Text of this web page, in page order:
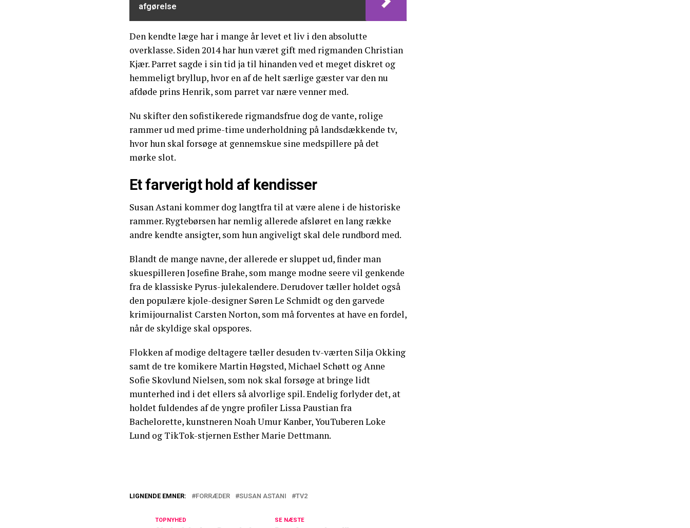
afgørelse
Den kendte læge har i mange år levet et liv i den absolutte
overklasse. Siden 2014 har hun været gift med rigmanden Christian
Kjær. Parret sagde i sin tid ja til hinanden ved et meget diskret og
hemmeligt bryllup, hvor en af de helt særlige gæster var den nu
afdøde prins Henrik, som parret var nære venner med.
Nu skifter den sofistikerede rigmandsfrue dog de vante, rolige
rammer ud med prime-time underholdning på landsdækkende tv,
hvor hun skal forsøge at gennemskue sine medspillere på det
mørke slot.
Et farverigt hold af kendisser
Susan Astani kommer dog langtfra til at være alene i de historiske
rammer. Rygtebørsen har nemlig allerede afsløret en lang række
andre kendte ansigter, som hun angiveligt skal dele rundbord med.
Blandt de mange navne, der allerede er sluppet ud, finder man
skuespilleren Josefine Brahe, som mange modne seere vil genkende
fra de klassiske Pyrus-julekalendere. Derudover tæller holdet også
den populære kjole-designer Søren Le Schmidt og den garvede
krimijournalist Carsten Norton, som må forventes at have en fordel,
når de skyldige skal opspores.
Flokken af modige deltagere tæller desuden tv-værten Silja Okking
samt de tre komikere Martin Høgsted, Michael Schøtt og Anne
Sofie Skovlund Nielsen, som nok skal forsøge at bringe lidt
munterhed ind i det ellers så alvorlige spil. Endelig forlyder det, at
holdet fuldendes af de yngre profiler Lissa Paustian fra
Bachelorette, kunstneren Noah Umur Kanber, YouTuberen Loke
Lund og TikTok-stjernen Esther Marie Dettmann.
LIGNENDE EMNER: FORRÆDER SUSAN ASTANI TV2
SE NÆSTE
TOPNYHED